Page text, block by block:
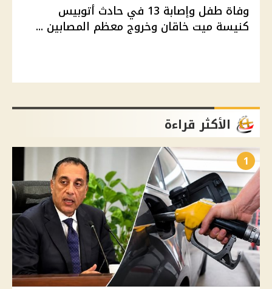
وفاة طفل وإصابة 13 في حادث أتوبيس
كنيسة ميت خاقان وخروج معظم المصابين ...
الأكثر قراءة
1